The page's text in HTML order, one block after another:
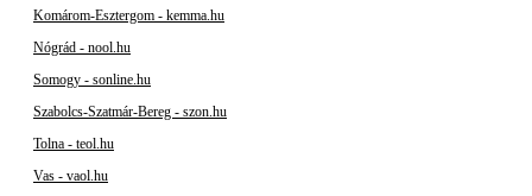
Komárom-Esztergom - kemma.hu
Nógrád - nool.hu
Somogy - sonline.hu
Szabolcs-Szatmár-Bereg - szon.hu
Tolna - teol.hu
Vas - vaol.hu